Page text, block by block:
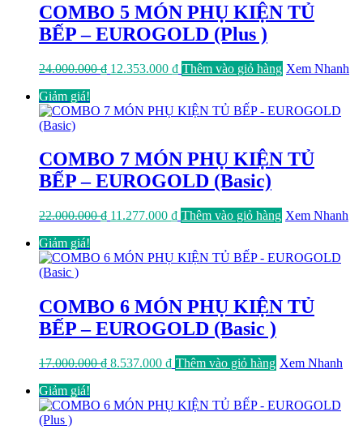
COMBO 5 MÓN PHỤ KIỆN TỦ
BẾP – EUROGOLD (Plus )
24.000.000₫ Giá
24.000.000 ₫.
12.353.000 ₫Giá
là:
Thêm vào giỏ hàng Xem Nhanh
Giảm giá!
COMBO 7 MÓN PHỤ KIỆN TỦ
BẾP – EUROGOLD (Basic)
22.000.000₫ Giá
22.000.000 ₫.
11.277.000 ₫Giá
là:
Thêm vào giỏ hàng Xem Nhanh
Giảm giá!
COMBO 6 MÓN PHỤ KIỆN TỦ
BẾP – EUROGOLD (Basic )
17.000.000₫ Giá
17.000.000 ₫.
8.537.000 ₫Giá
là:
Thêm vào giỏ hàng Xem Nhanh
Giảm giá!